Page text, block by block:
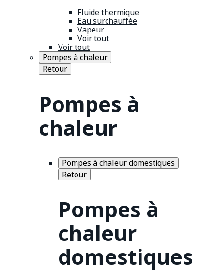
Fluide thermique
Eau surchauffée
Vapeur
Voir tout
Voir tout
Pompes à chaleur
Retour
Pompes à
chaleur
Pompes à chaleur domestiques
Retour
Pompes à
chaleur
domestiques